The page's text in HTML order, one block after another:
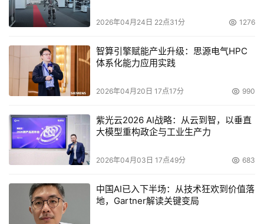
2026年04月24日 22点31分 1276
智算引擎赋能产业升级：思源电气HPC
体系化能力应用实践
2026年04月20日 17点17分 990
紫光云2026 AI战略：从云到智，以垂直
大模型重构政企与工业生产力
2026年04月03日 17点49分 683
中国AI已入下半场：从技术狂欢到价值落
地，Gartner解读关键变局